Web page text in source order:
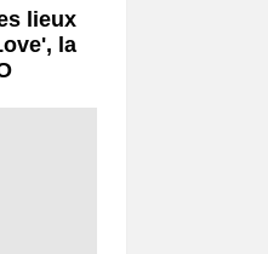
lieux
la